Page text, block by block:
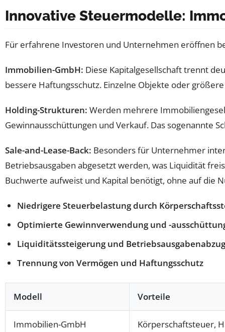
Innovative Steuermodelle:
Für erfahrene Investoren und Unternehmen eröffnen
Immobilien-GmbH: Diese Kapitalgesellschaft trennt
bessere Haftungsschutz. Einzelne Objekte oder
Holding-Strukturen: Werden mehrere
Gewinnausschüttungen und Verkauf. Das sogenannte
Sale-and-Lease-Back: Besonders für Unternehmer
Betriebsausgaben abgesetzt werden, was Liquidität
Buchwerte aufweist und Kapital benötigt, ohne auf die
Niedrigere Steuerbelastung durch
Optimierte Gewinnverwendung und -
Liquiditätssteigerung und
Trennung von Vermögen und Haftungsschutz
Modell Vorteile
Immobilien-GmbH Körperschaftsteuer,